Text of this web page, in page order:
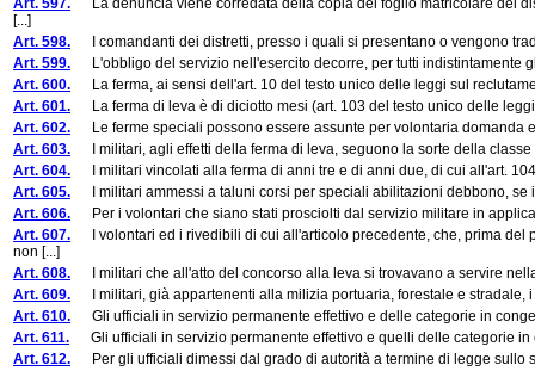
Art. 597. La denuncia viene corredata della copia del foglio matricolare del
[...]
Art. 598. I comandanti dei distretti, presso i quali si presentano o vengono
Art. 599. L'obbligo del servizio nell'esercito decorre, per tutti indistintamente
Art. 600. La ferma, ai sensi dell'art. 10 del testo unico delle leggi sul
Art. 601. La ferma di leva è di diciotto mesi (art. 103 del testo unico delle
Art. 602. Le ferme speciali possono essere assunte per volontaria domanda
Art. 603. I militari, agli effetti della ferma di leva, seguono la sorte della
Art. 604. I militari vincolati alla ferma di anni tre e di anni due, di cui all'art.
Art. 605. I militari ammessi a taluni corsi per speciali abilitazioni debbono, se
Art. 606. Per i volontari che siano stati prosciolti dal servizio militare in
Art. 607. I volontari ed i rivedibili di cui all'articolo precedente, che, prima del
non [...]
Art. 608. I militari che all'atto del concorso alla leva si trovavano a servire
Art. 609. I militari, già appartenenti alla milizia portuaria, forestale e stradale,
Art. 610. Gli ufficiali in servizio permanente effettivo e delle categorie in
Art. 611. Gli ufficiali in servizio permanente effettivo e quelli delle categorie in
Art. 612. Per gli ufficiali dimessi dal grado di autorità a termine di legge sullo